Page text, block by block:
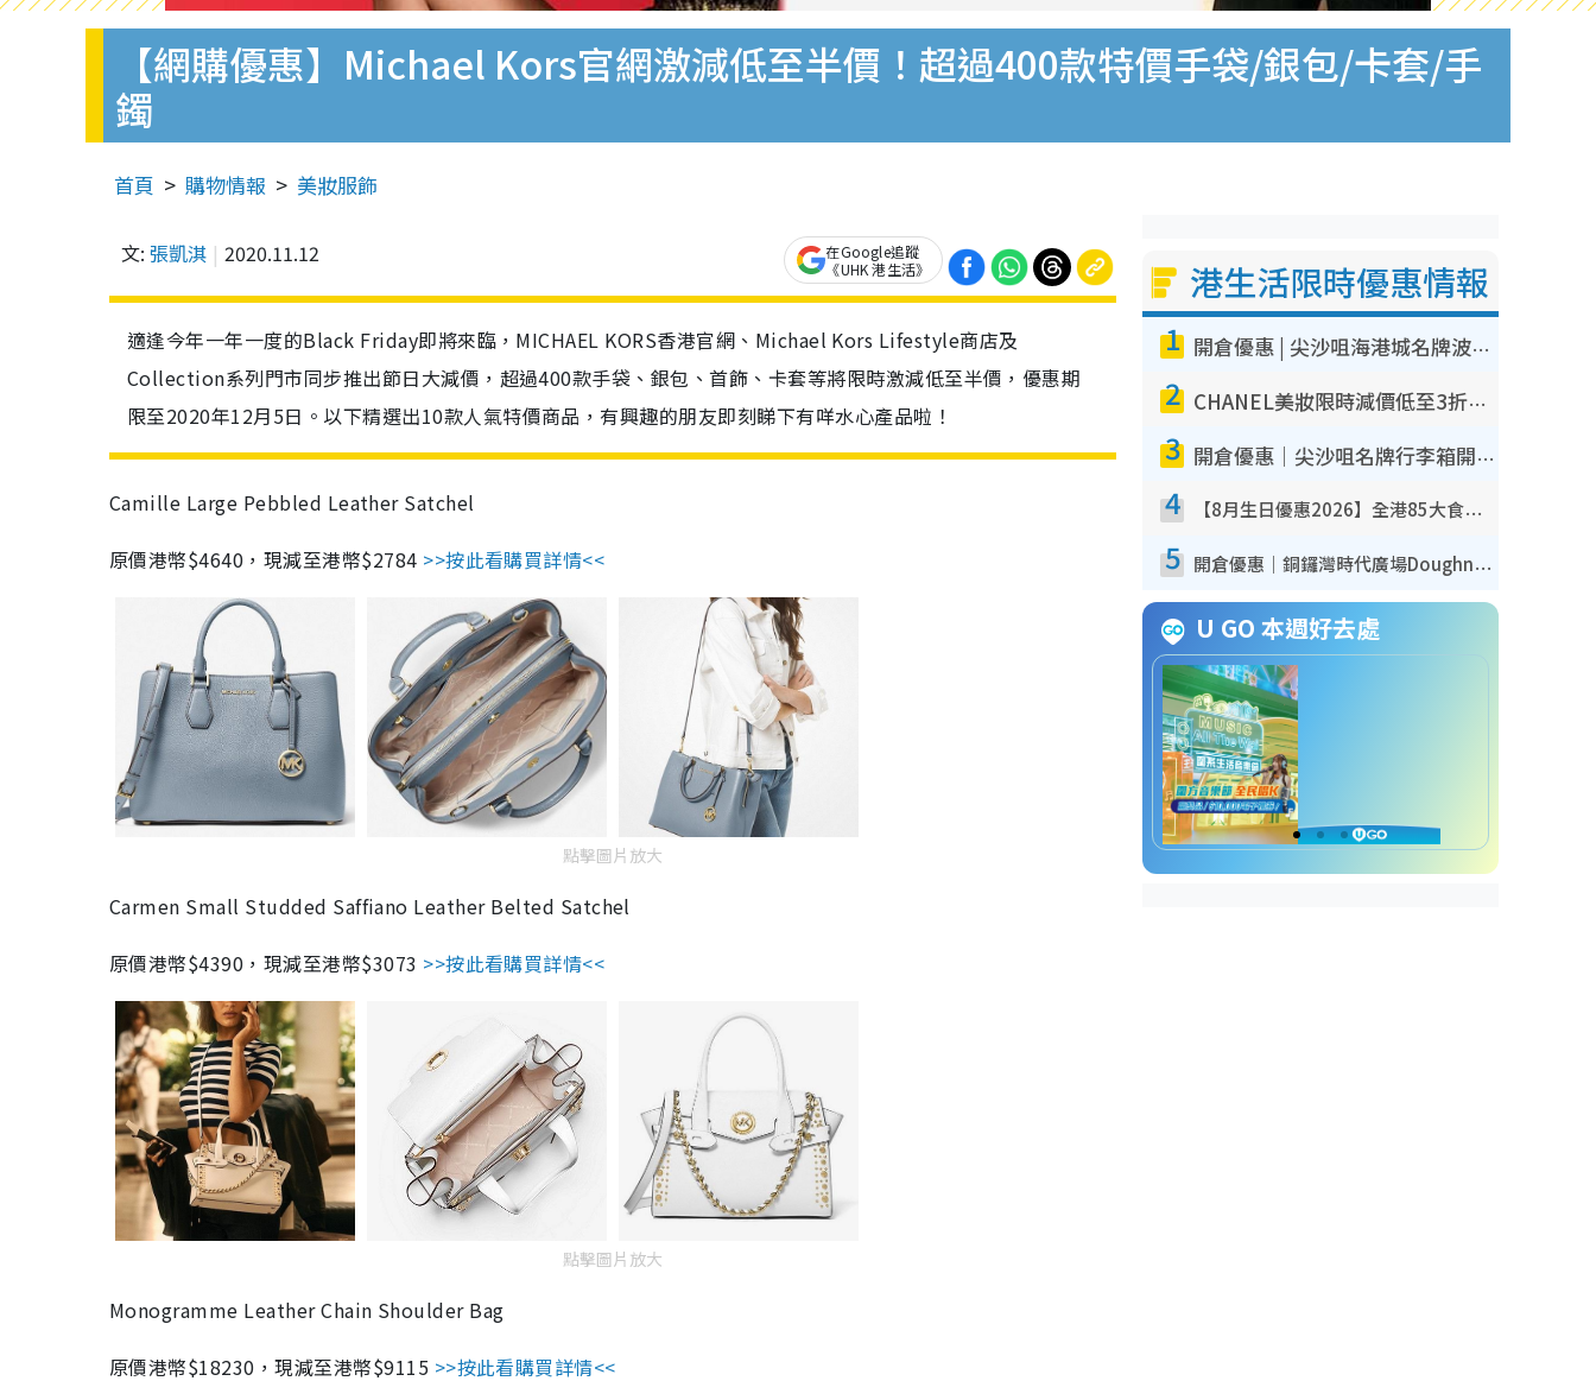
【網購優惠】Michael Kors官網激減低至半價！超過400款特價手袋/銀包/卡套/手
鐲
首頁 購物情報 美妝服飾
文: 張凱淇 2020.11.12
在Google追蹤
《UHK 港生活》
適逢今年一年一度的Black Friday即將來臨，MICHAEL KORS香港官網、Michael Kors Lifestyle商店及
Collection系列門市同步推出節日大減價，超過400款手袋、銀包、首飾、卡套等將限時激減低至半價，優惠期
限至2020年12月5日。以下精選出10款人氣特價商品，有興趣的朋友即刻睇下有咩水心產品啦！
Camille Large Pebbled Leather Satchel
原價港幣$4640，現減至港幣$2784 >>按此看購買詳情<<
點擊圖片放大
Carmen Small Studded Saffiano Leather Belted Satchel
原價港幣$4390，現減至港幣$3073 >>按此看購買詳情<<
點擊圖片放大
Monogramme Leather Chain Shoulder Bag
原價港幣$18230，現減至港幣$9115 >>按此看購買詳情<<
港生活限時優惠情報
1 開倉優惠 | 尖沙咀海港城名牌波鞋開倉低至1折！On鞋$899起／Joy&Peace鞋履$98起
2 CHANEL美妝限時減價低至3折！人氣粉底/唇膏/精華液低至$275！COCO香水都有平
3 開倉優惠｜尖沙咀名牌行李箱開倉低至4折！一連5日 American Tourister/ace./Hallmark $200起！
4 【8月生日優惠2026】全港85大食買玩著數攻略 自助餐/火鍋放題同行免費＋誠品/DONKI送現金券
5 開倉優惠｜銅鑼灣時代廣場Doughnut/Campo Marzio開倉低至1折！背囊、書包、手袋劈價$200起
U GO 本週好去處